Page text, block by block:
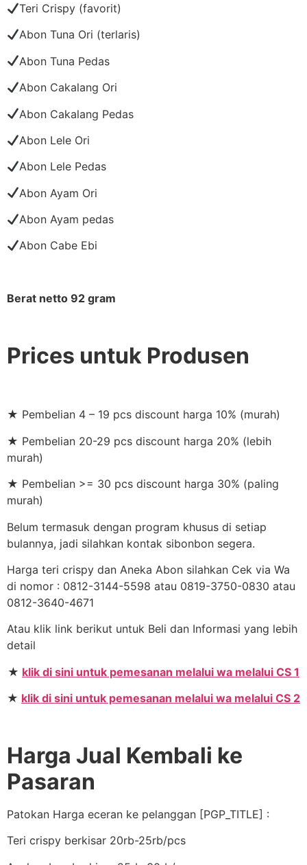
Teri Crispy (favorit)
Abon Tuna Ori (terlaris)
Abon Tuna Pedas
Abon Cakalang Ori
Abon Cakalang Pedas
Abon Lele Ori
Abon Lele Pedas
Abon Ayam Ori
Abon Ayam pedas
Abon Cabe Ebi
Berat netto 92 gram
Prices untuk Produsen
★ Pembelian 4 – 19 pcs discount harga 10% (murah)
★ Pembelian 20-29 pcs discount harga 20% (lebih
murah)
★ Pembelian >= 30 pcs discount harga 30% (paling
murah)
Belum termasuk dengan program khusus di setiap
bulannya, jadi silahkan kontak sibonbon segera.
Harga teri crispy dan Aneka Abon silahkan Cek via Wa
di nomor : 0812-3144-5598 atau 0819-3750-0830 atau
0812-3640-4671
Atau klik link berikut untuk Beli dan Informasi yang lebih
detail
★ klik di sini untuk pemesanan melalui wa melalui CS 1
★ klik di sini untuk pemesanan melalui wa melalui CS 2
Harga Jual Kembali ke
Pasaran
Patokan Harga eceran ke pelanggan [PGP_TITLE] :
Teri crispy berkisar 20rb-25rb/pcs